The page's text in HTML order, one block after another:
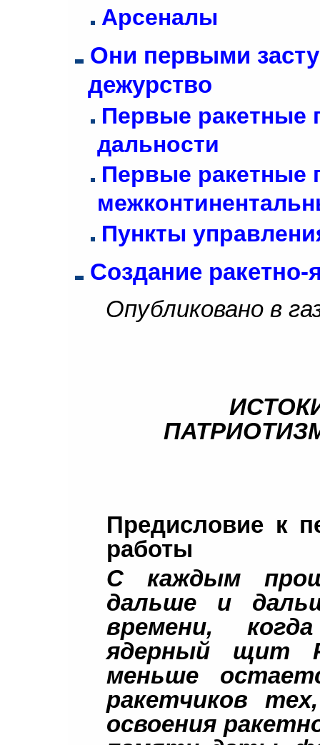
Арсеналы
Они первыми
дежурство
Первые ракетные
дальности
Первые ракетные
Пункты
Создание
Опубликовано в
Предисловие к
работы
С каждым
дальше и
времени,
ядерный щит
меньше
ракетчиков
освоения